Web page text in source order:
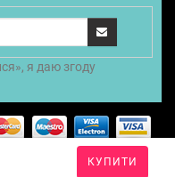
КУПИТИ
я даю згоду